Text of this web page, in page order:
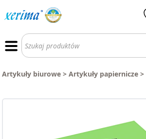
Wyszukiwarka
produktów
Artykuły biurowe > Artykuły papiernicze >